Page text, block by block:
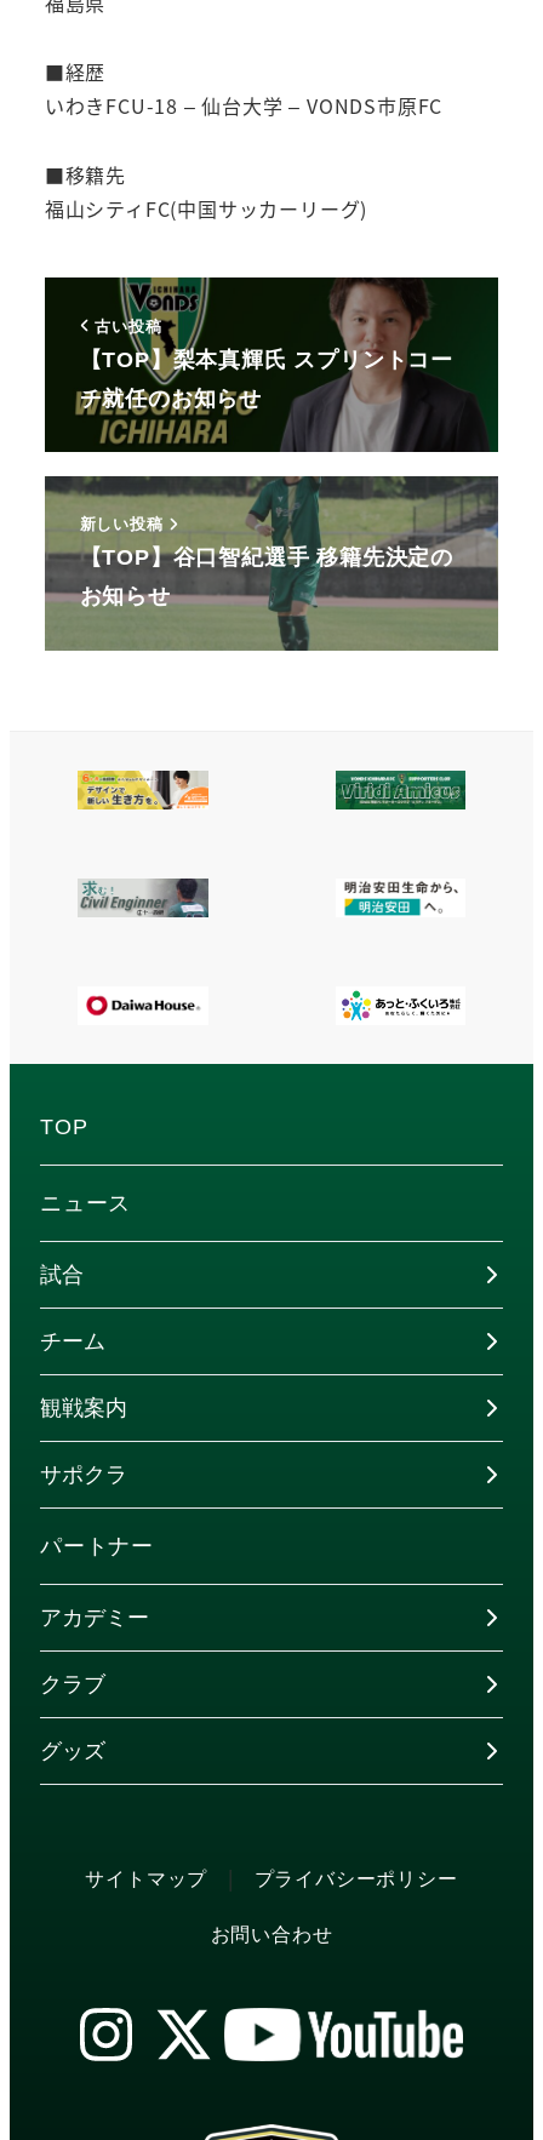
■経歴
いわきFCU-18 – 仙台大学 – VONDS市原FC
■移籍先
福山シティFC(中国サッカーリーグ)
古い投稿
【TOP】梨本真輝氏 スプリントコー
チ就任のお知らせ
新しい投稿
【TOP】谷口智紀選手 移籍先決定の
お知らせ
TOP
ニュース
試合
チーム
観戦案内
サポクラ
パートナー
アカデミー
クラブ
グッズ
サイトマップ | プライバシーポリシー
お問い合わせ